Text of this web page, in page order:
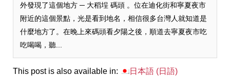
外發現了這個地方 ─ 大稻埕 碼頭 。位在迪化街和寧夏夜市
附近的這個景點，光是看到地名，相信很多台灣人就知道是
什麼地方了。在晚上來碼頭看夕陽之後，順道去寧夏夜市吃
吃喝喝，聽...
This post is also available in: 日本語(日語)